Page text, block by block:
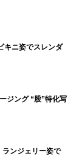
キニ姿でスレンダ
ジング “股”特化写
ランジェリー姿で